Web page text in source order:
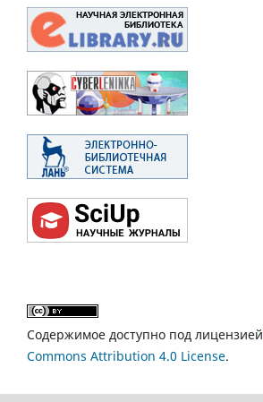
Содержимое доступно под лицензией
Commons Attribution 4.0 License.